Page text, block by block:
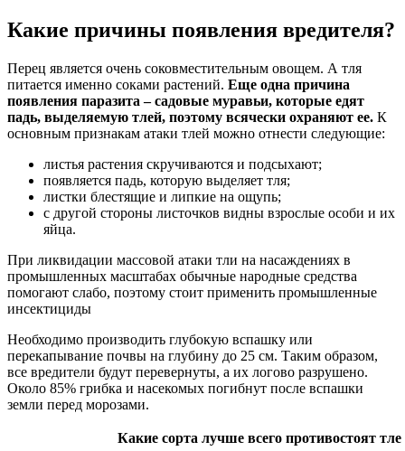
Какие причины появления вредителя?
Перец является очень соковместительным овощем. А тля
питается именно соками растений. Еще одна причина
появления паразита – садовые муравьи, которые едят
падь, выделяемую тлей, поэтому всячески охраняют ее. К
основным признакам атаки тлей можно отнести следующие:
листья растения скручиваются и подсыхают;
появляется падь, которую выделяет тля;
листки блестящие и липкие на ощупь;
с другой стороны листочков видны взрослые особи и их
яйца.
При ликвидации массовой атаки тли на насаждениях в
промышленных масштабах обычные народные средства
помогают слабо, поэтому стоит применить промышленные
инсектициды
Необходимо производить глубокую вспашку или
перекапывание почвы на глубину до 25 см. Таким образом,
все вредители будут перевернуты, а их логово разрушено.
Около 85% грибка и насекомых погибнут после вспашки
земли перед морозами.
Какие сорта лучше всего противостоят тле